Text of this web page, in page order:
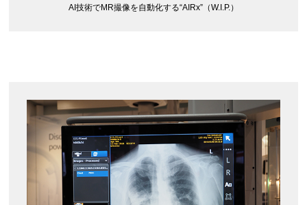
AI技術でMR撮像を自動化する“AIRx”（W.I.P.）